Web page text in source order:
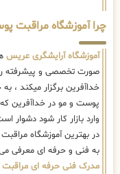
چرا آموزشگاه مراقبت
آموزشگاه آرایشگری عریس
صورت تخصصی و پیشرفته
خداآفرین برگزار میکند ،
پوست و مو در خداآفرین
وارد بازار کار شود
در بهترین آموزشگاه
به فنی و حرفه ای معرفی
مدرک فنی حرفه ای